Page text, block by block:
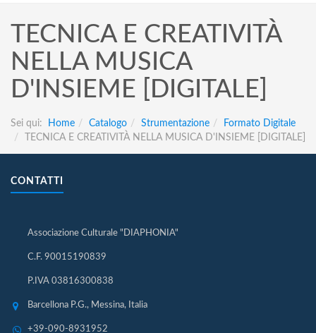
TECNICA E CREATIVITÀ
NELLA MUSICA
D'INSIEME [DIGITALE]
Sei qui: Home Catalogo Strumentazione
Formato Digitale
TECNICA E CREATIVITÀ NELLA MUSICA D'INSIEME [DIGITALE]
CONTATTI
Associazione Culturale "DIAPHONIA"
C.F. 90015190839
P.IVA 03816300838
Barcellona P.G., Messina, Italia
+39-090-8931952